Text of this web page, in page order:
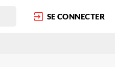
SE CONNECTER